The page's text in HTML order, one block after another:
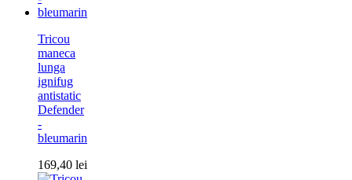
Tricou
maneca
lunga
ignifug
antistatic
Defender
-
bleumarin
169,40 lei